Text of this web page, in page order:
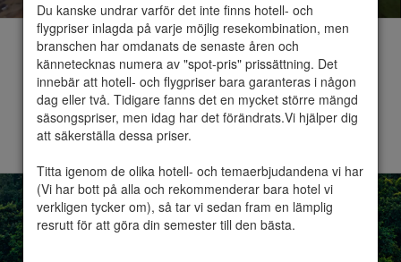
Du kanske undrar varför det inte finns hotell- och
flygpriser inlagda på varje möjlig resekombination, men
branschen har omdanats de senaste åren och
kännetecknas numera av "spot-pris" prissättning. Det
innebär att hotell- och flygpriser bara garanteras i någon
dag eller två. Tidigare fanns det en mycket större mängd
säsongspriser, men idag har det förändrats.Vi hjälper dig
att säkerställa dessa priser.
Titta igenom de olika hotell- och temaerbjudandena vi har
(Vi har bott på alla och rekommenderar bara hotel vi
verkligen tycker om), så tar vi sedan fram en lämplig
resrutt för att göra din semester till den bästa.
Ring oss på: +46 70 608 88
03 eller maila
sales@exptravels.com